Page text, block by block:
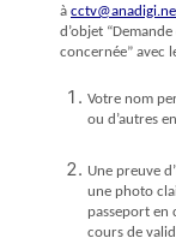
à
d’objet
concernée” avec
Votre nom
ou d’autres
Une preuve
une photo
passeport en
cours de